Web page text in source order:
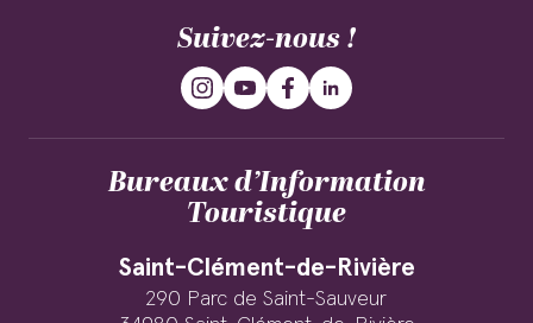
Suivez-nous !
Bureaux d’Information
Touristique
Saint-Clément-de-Rivière
290 Parc de Saint-Sauveur